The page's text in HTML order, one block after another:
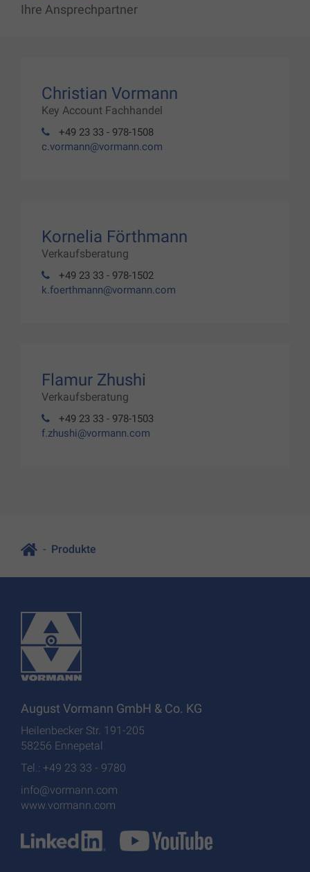
Ihre Ansprechpartner
Christian Vormann
Key Account Fachhandel
+49 23 33 - 978-1508
c.vormann@vormann.com
Kornelia Förthmann
Verkaufsberatung
+49 23 33 - 978-1502
k.foerthmann@vormann.com
Flamur Zhushi
Verkaufsberatung
+49 23 33 - 978-1503
f.zhushi@vormann.com
Produkte
August Vormann GmbH & Co. KG
Heilenbecker Str. 191-205
58256 Ennepetal
Tel.: +49 23 33 - 9780
info@vormann.com
www.vormann.com